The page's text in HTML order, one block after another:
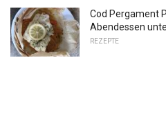
Cod Pergament
Abendessen
REZEPTE